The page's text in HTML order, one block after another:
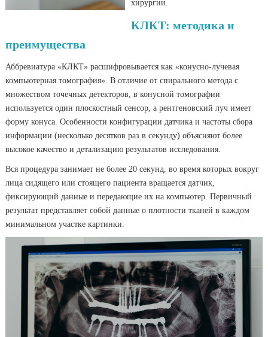
хирургии.
КЛКТ: методика и
преимущества
Аббревиатура «КЛКТ» расшифровывается как «конусно-лучевая
компьютерная томография». В отличие от спирального метода с
множеством точечных детекторов, в конусной томографии
используется один плоскостный сенсор, а рентгеновский луч имеет
форму конуса. Особенности конфигурации датчика и частоты сбора
информации (несколько десятков раз в секунду) объясняют более
высокое качество и детализацию результатов исследования.
Вся процедура занимает не более 20 секунд, во время которых вокруг
лица сидящего или стоящего пациента вращается датчик,
фиксирующий данные и передающие их на компьютер. Первичный
результат представляет собой данные о плотности тканей в каждом
минимальном участке картинки.